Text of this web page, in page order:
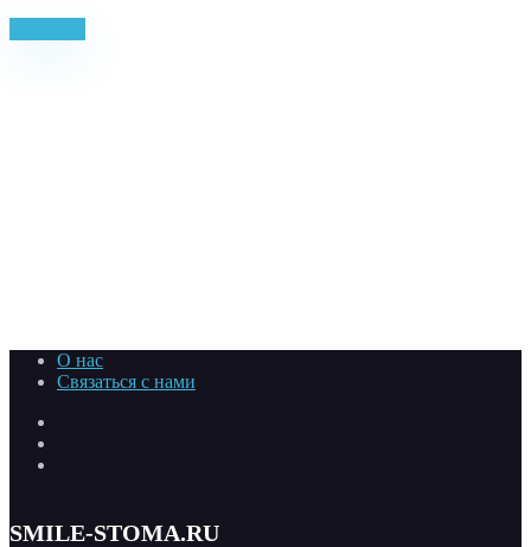
О нас
Связаться с нами
SMILE-STOMA.RU